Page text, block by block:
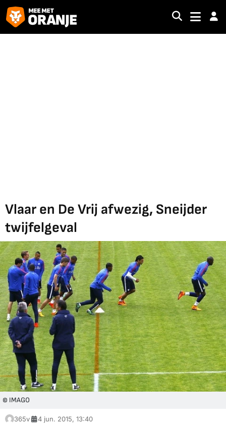
Vlaar en De Vrij afwezig, Sneijder
twijfelgeval
© IMAGO
365v 4 jun. 2015, 13:40